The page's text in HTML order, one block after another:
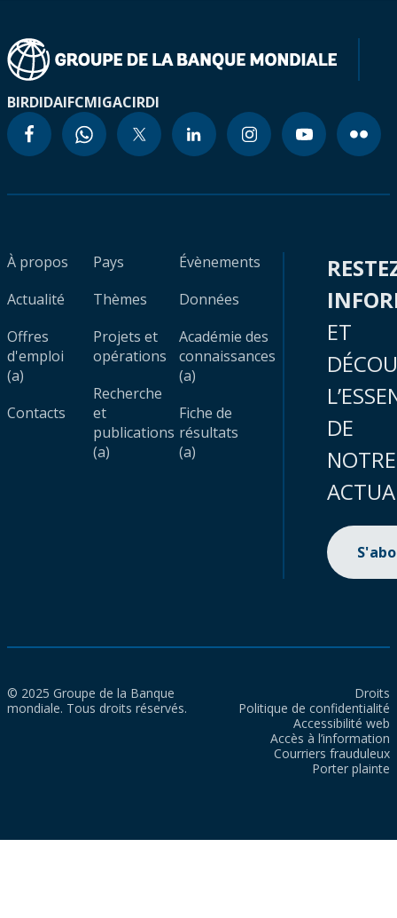
BIRDIDAIFCMIGACIRDI
À propos
Actualité
Offres
d'emploi
(a)
Contacts
Pays
Thèmes
Projets et
opérations
Recherche
et
publications
(a)
Évènements
Données
Académie des
connaissances
(a)
Fiche de
résultats
(a)
ET
DE
NOTRE
© 2025 Groupe de la Banque
mondiale. Tous droits réservés.
Droits
Politique de confidentialité
Accessibilité web
Accès à l’information
Courriers frauduleux
Porter plainte